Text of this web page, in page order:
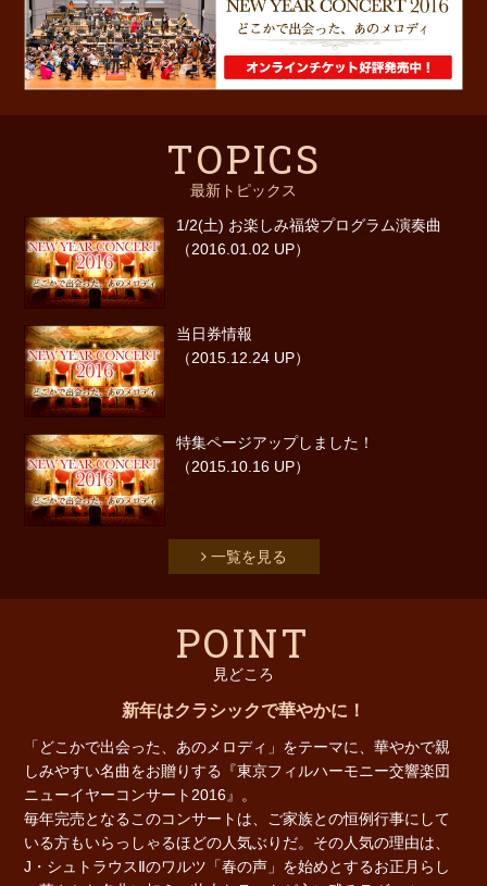
TOPICS
最新トピックス
1/2(土) お楽しみ福袋プログラム演奏曲
（2016.01.02 UP）
当日券情報
（2015.12.24 UP）
特集ページアップしました！
（2015.10.16 UP）
一覧を見る
POINT
見どころ
新年はクラシックで華やかに！
「どこかで出会った、あのメロディ」をテーマに、華やかで親
しみやすい名曲をお贈りする『東京フィルハーモニー交響楽団
ニューイヤーコンサート2016』。
毎年完売となるこのコンサートは、ご家族との恒例行事にして
いる方もいらっしゃるほどの人気ぶりだ。その人気の理由は、
J・シュトラウスⅡのワルツ「春の声」を始めとするお正月らし